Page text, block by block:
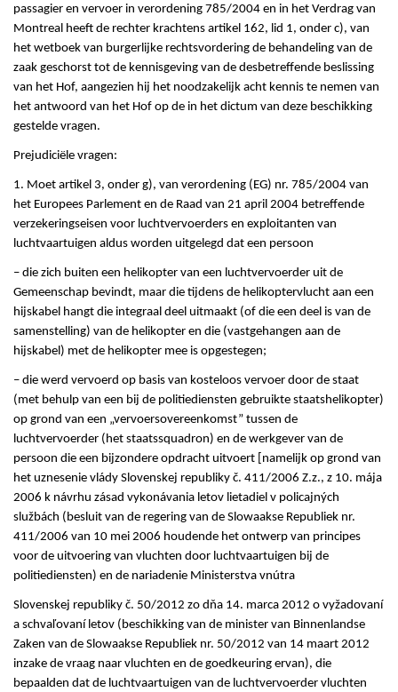
passagier en vervoer in verordening 785/2004 en in het Verdrag van
Montreal heeft de rechter krachtens artikel 162, lid 1, onder c), van
het wetboek van burgerlijke rechtsvordering de behandeling van de
zaak geschorst tot de kennisgeving van de desbetreffende beslissing
van het Hof, aangezien hij het noodzakelijk acht kennis te nemen van
het antwoord van het Hof op de in het dictum van deze beschikking
gestelde vragen.
Prejudiciële vragen:
1. Moet artikel 3, onder g), van verordening (EG) nr. 785/2004 van
het Europees Parlement en de Raad van 21 april 2004 betreffende
verzekeringseisen voor luchtvervoerders en exploitanten van
luchtvaartuigen aldus worden uitgelegd dat een persoon
– die zich buiten een helikopter van een luchtvervoerder uit de
Gemeenschap bevindt, maar die tijdens de helikoptervlucht aan een
hijskabel hangt die integraal deel uitmaakt (of die een deel is van de
samenstelling) van de helikopter en die (vastgehangen aan de
hijskabel) met de helikopter mee is opgestegen;
– die werd vervoerd op basis van kosteloos vervoer door de staat
(met behulp van een bij de politiediensten gebruikte staatshelikopter)
op grond van een „vervoersovereenkomst” tussen de
luchtvervoerder (het staatssquadron) en de werkgever van de
persoon die een bijzondere opdracht uitvoert [namelijk op grond van
het uznesenie vlády Slovenskej republiky č. 411/2006 Z.z., z 10. mája
2006 k návrhu zásad vykonávania letov lietadiel v policajných
službách (besluit van de regering van de Slowaakse Republiek nr.
411/2006 van 10 mei 2006 houdende het ontwerp van principes
voor de uitvoering van vluchten door luchtvaartuigen bij de
politiediensten) en de nariadenie Ministerstva vnútra
Slovenskej republiky č. 50/2012 zo dňa 14. marca 2012 o vyžadovaní
a schvaľovaní letov (beschikking van de minister van Binnenlandse
Zaken van de Slowaakse Republiek nr. 50/2012 van 14 maart 2012
inzake de vraag naar vluchten en de goedkeuring ervan), die
bepaalden dat de luchtvaartuigen van de luchtvervoerder vluchten